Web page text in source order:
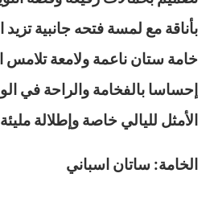
بأناقة مع لمسة فتحه جانبية تزيد
خامة ستان ناعمة ولامعة
إحساسا بالفخامة والراحة في
الأمثل لليالي خاصة وإطلالة مليئة
الخامة: ساتان اسباني